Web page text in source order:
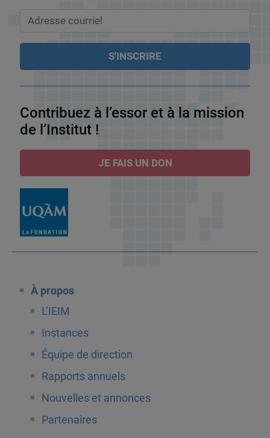
Contribuez à l’essor et à la mission
de l’Institut !
JE FAIS UN DON
À propos
L’IEIM
Instances
Équipe de direction
Rapports annuels
Nouvelles et annonces
Partenaires